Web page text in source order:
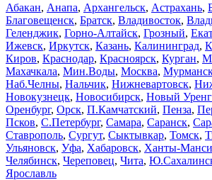
Абакан, Анапа, Архангельск, Астрахань,
Благовещенск, Братск, Владивосток,
Геленджик, Горно-Алтайск, Грозный,
Ижевск, Иркутск, Казань, Калининград,
Киров, Краснодар, Красноярск, Курган,
Махачкала, Мин.Воды, Москва,
Наб.Челны, Нальчик, Нижневартовск,
Новокузнецк, Новосибирск, Новый
Оренбург, Орск, П.Камчатский, Пенза,
Псков, С.Петербург, Самара, Саранск,
Ставрополь, Сургут, Сыктывкар, Томск,
Ульяновск, Уфа, Хабаровск, Ханты-
Челябинск, Череповец, Чита,
Ярославль